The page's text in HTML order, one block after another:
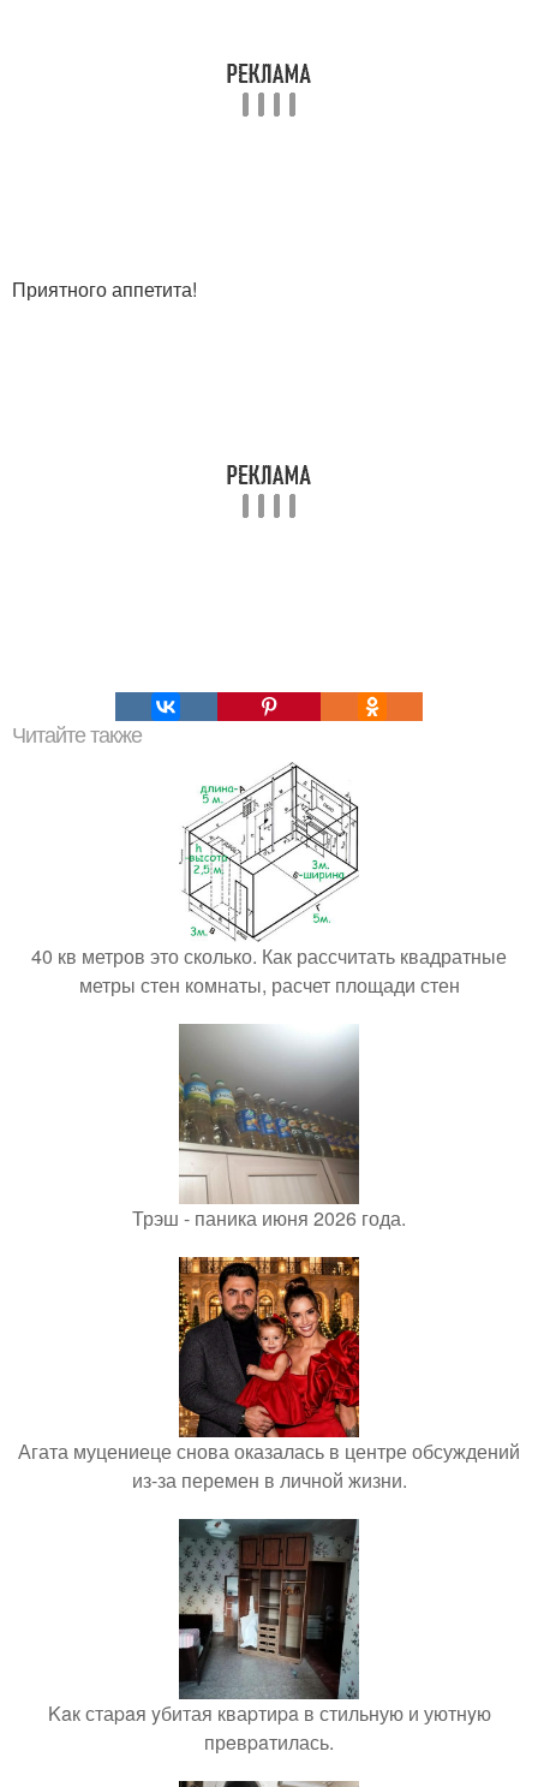
Приятного аппетита!
Читайте также
40 кв метров это сколько. Как рассчитать квадратные
метры стен комнаты, расчет площади стен
Трэш - паника июня 2026 года.
Агата муцениеце снова оказалась в центре обсуждений
из-за перемен в личной жизни.
Kaк стаpaя yбитая кваpтиpa в стильную и уютнyю
прeвpaтилась.